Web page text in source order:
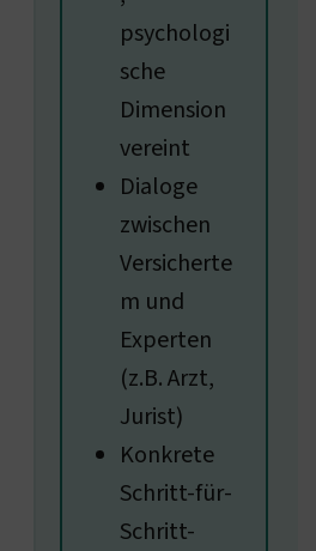
psychologi
sche
Dimension
vereint
Dialoge
zwischen
Versicherte
m und
Experten
(z.B. Arzt,
Jurist)
Konkrete
Schritt-für-
Schritt-